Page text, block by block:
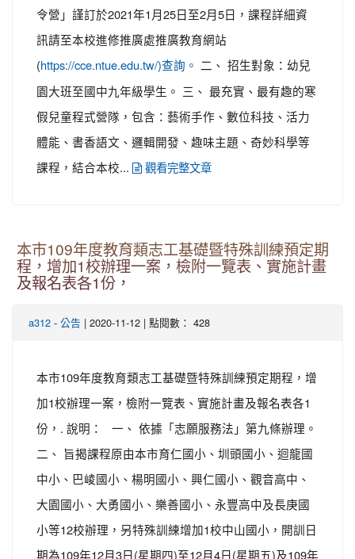
令營」謹訂於2021年1月25日至2月5日，課程詳細資
訊請至本校進修推廣處推廣教育網站
( https://cce.ntue.edu.tw/)查詢。
二、 招生對象：幼兒
園大班至國中九年級學生。 三、 最充實、最有趣的寒
假兒童程式營隊，包含：藝術手作、數位科技、活力
體能、書香語文、邏輯開發、趣味主題、奇妙科學等
課程，結合本校...
觀看完整文章
本市109年度教育類志工基礎暨特殊訓練預定期
程，增加1校辦理一案，檢附一覽表、實施計畫
及報名表各1份，
a312 - 公告 | 2020-11-12 | 點閱數： 428
本市109年度教育類志工基礎暨特殊訓練預定期程，增
加1校辦理一案，檢附一覽表、實施計畫及報名表各1
份，. 說明： 一、 依據「志願服務法」第九條辦理。
二、 旨揭課程原由本市育仁國小、圳頭國小、迴龍國
中小、巴崚國小、楊明國小、興仁國小、觀音高中、
大園國小、大勇國小、樂善國小、永豐高中及長庚國
小等12校辦理，另特殊訓練增加1校中山國小，開訓日
期為109年12月3日(星期四)至12月4日(星期五)及109年